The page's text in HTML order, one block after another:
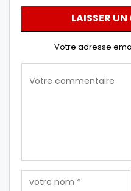
LAISSER
Votre adresse